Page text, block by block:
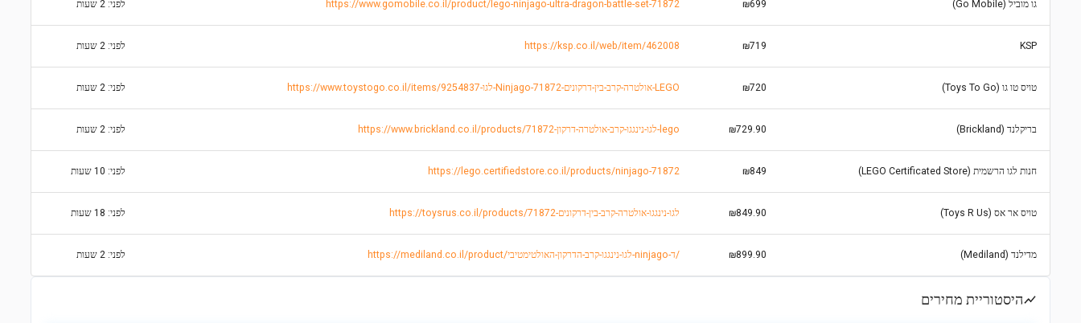
גו מוביל (Go Mobile) ₪699
https://www.gomobile.co.il/product/lego-ninjago-ultra-dragon-battle-set-71872 לפני: 2 שעות
KSP
₪719
https://ksp.co.il/web/item/462008 לפני: 2 שעות
טויס טו גו (Toys To Go) ₪720 https://www.toystogo.co.il/items/9254837-לגו-Ninjago-אולטרה-קרב-בין-דרקונים-71872-LEGO לפני: 2 שעות
בריקלנד (Brickland) ₪729.90 https://www.brickland.co.il/products/לגו-נינגגו-קרב-אולטרה-דרקון-71872-lego לפני: 2 שעות
חנות לגו הרשמית (LEGO Certificated Store) ₪849
https://lego.certifiedstore.co.il/products/ninjago-71872 לפני: 10 שעות
טויס אר אס (Toys R Us) ₪849.90 https://toysrus.co.il/products/לגו-נינגגו-אולטרה-קרב-בין-דרקונים-71872 לפני: 18 שעות
מדילנד (Mediland) ₪899.90 https://mediland.co.il/product/לגו-נינגגו-קרב-הדרקון-האולטימטיבי-ninjago-ד/ לפני: 2 שעות
היסטוריית מחירים